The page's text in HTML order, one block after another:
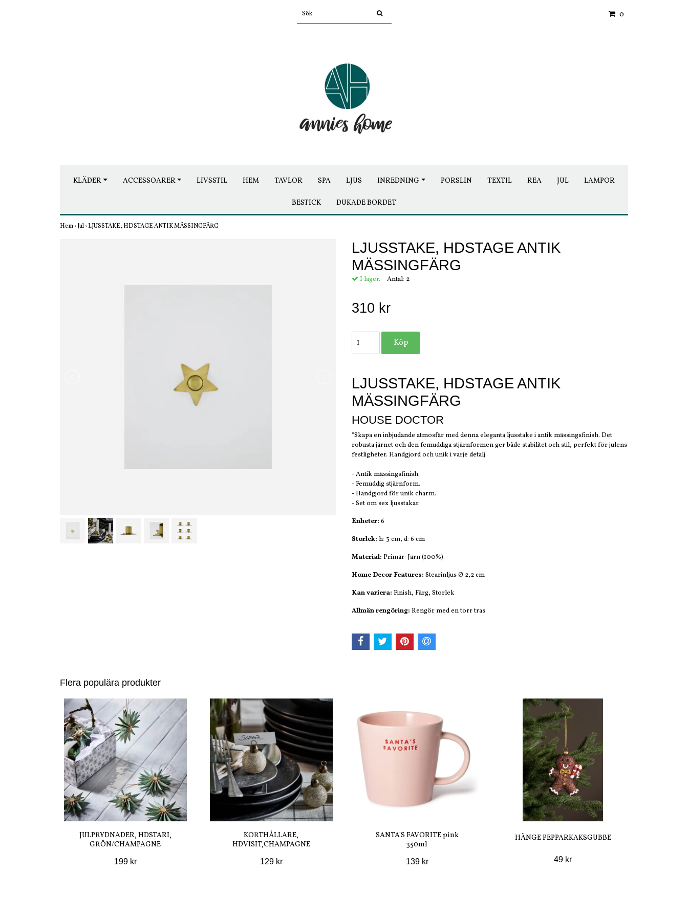
0
KLÄDER ACCESSOARER LIVSSTIL HEM TAVLOR SPA LJUS INREDNING PORSLIN TEXTIL REA JUL LAMPOR
BESTICK DUKADE BORDET
Hem›Jul›LJUSSTAKE, HDSTAGE ANTIK MÄSSINGFÄRG
LJUSSTAKE, HDSTAGE ANTIK
MÄSSINGFÄRG
I lager. Antal: 2
310 kr
LJUSSTAKE, HDSTAGE ANTIK
MÄSSINGFÄRG
HOUSE DOCTOR
"Skapa en inbjudande atmosfär med denna eleganta ljusstake i antik mässingsfinish. Det
robusta järnet och den femuddiga stjärnformen ger både stabilitet och stil, perfekt för julens
festligheter. Handgjord och unik i varje detalj.
- Antik mässingsfinish.
- Femuddig stjärnform.
- Handgjord för unik charm.
- Set om sex ljusstakar.
Enheter: 6
Storlek: h: 3 cm, d: 6 cm
Material: Primär: Järn (100%)
Home Decor Features: Stearinljus Ø 2,2 cm
Kan variera: Finish, Färg, Storlek
Allmän rengöring: Rengör med en torr tras
Flera populära produkter
JULPRYDNADER, HDSTARI,
GRÖN/CHAMPAGNE
199 kr
KORTHÅLLARE,
HDVISIT,CHAMPAGNE
129 kr
SANTA'S FAVORITE pink
350ml
139 kr
HÄNGE PEPPARKAKSGUBBE
49 kr